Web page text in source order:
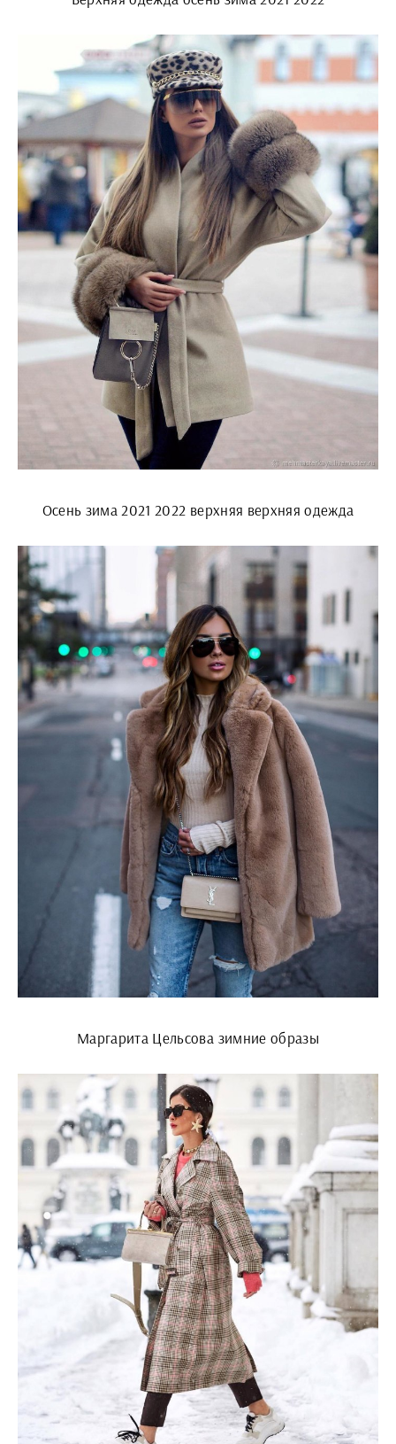
Осень зима 2021 2022 верхняя верхняя одежда
Маргарита Цельсова зимние образы